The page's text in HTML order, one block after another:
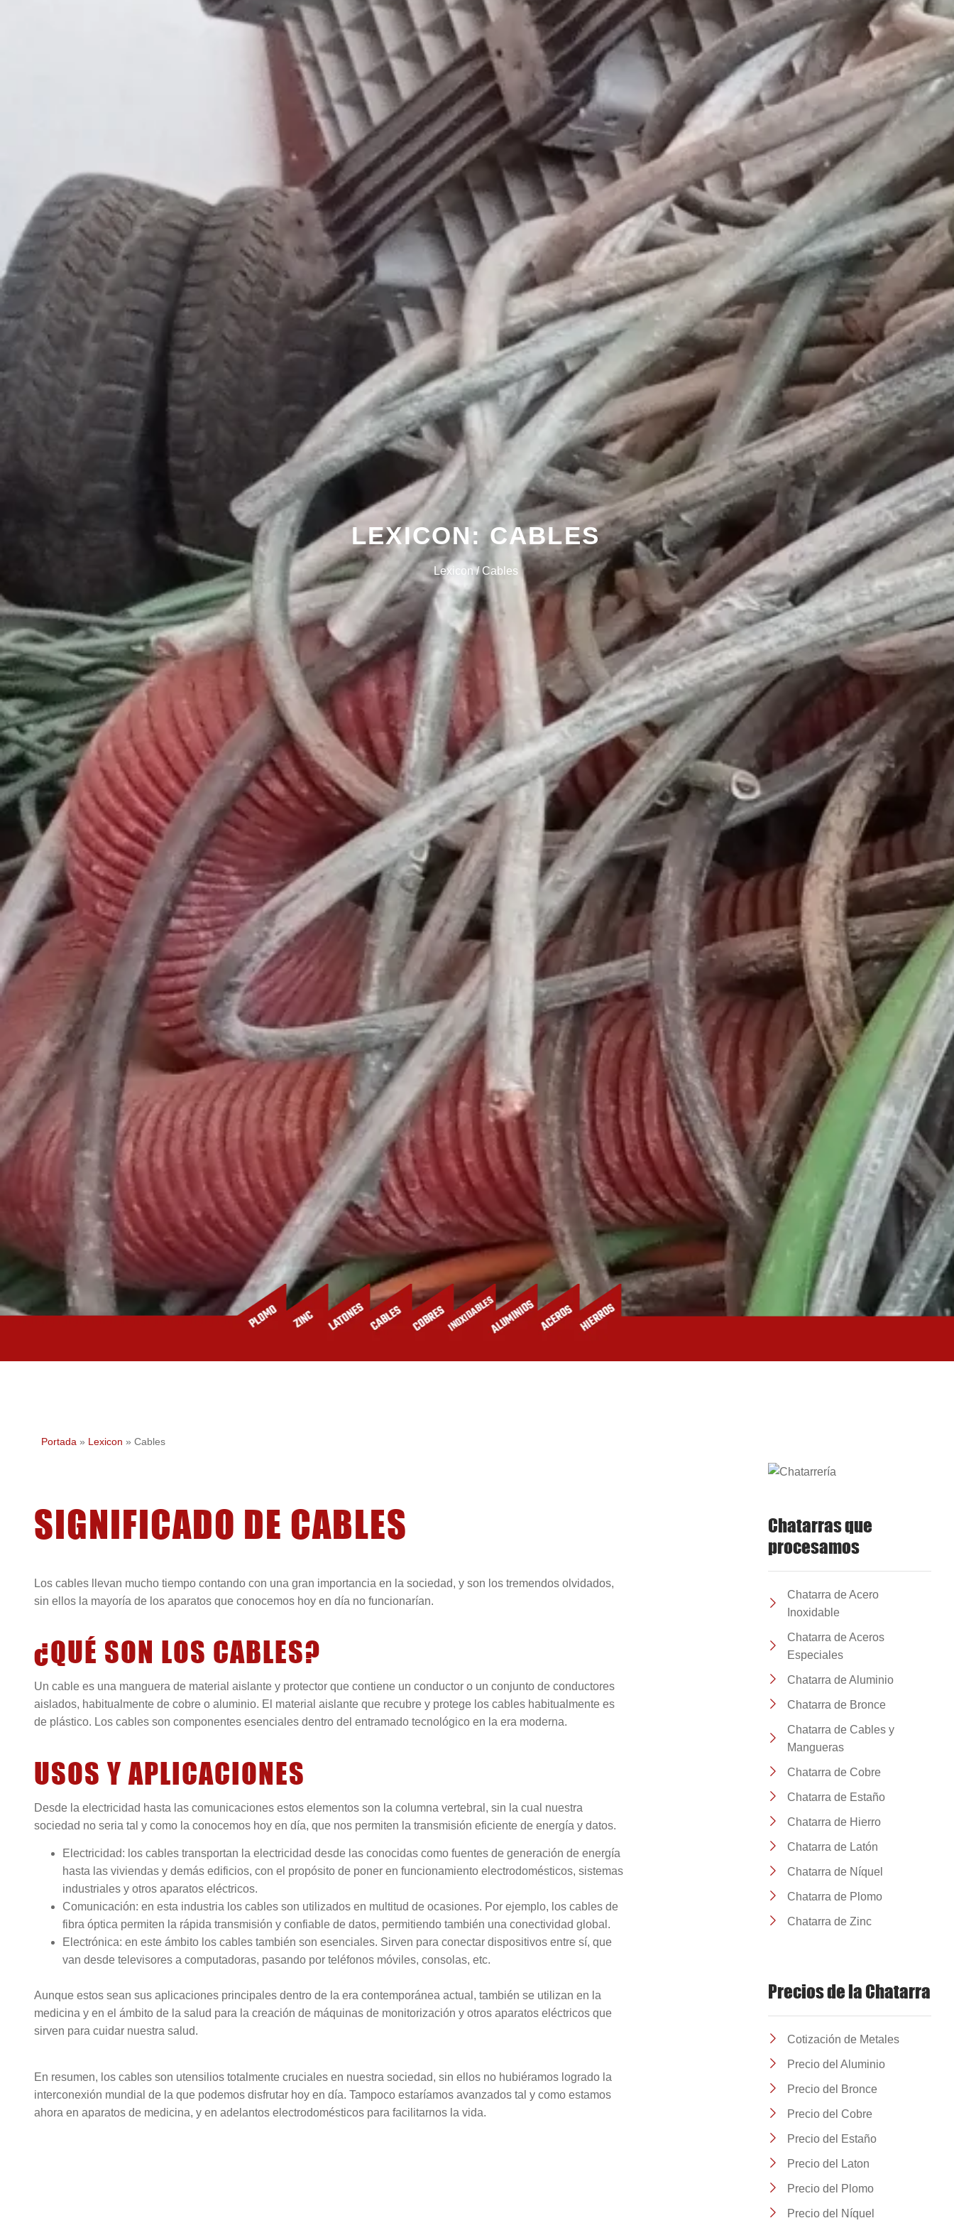
LEXICON: CABLES
Lexicon / Cables
Portada » Lexicon » Cables
SIGNIFICADO DE CABLES
Los cables llevan mucho tiempo contando con una gran importancia en la sociedad, y son los tremendos olvidados,
sin ellos la mayoría de los aparatos que conocemos hoy en día no funcionarían.
¿QUÉ SON LOS CABLES?
Un cable es una manguera de material aislante y protector que contiene un conductor o un conjunto de conductores
aislados, habitualmente de cobre o aluminio. El material aislante que recubre y protege los cables habitualmente es
de plástico. Los cables son componentes esenciales dentro del entramado tecnológico en la era moderna.
USOS Y APLICACIONES
Desde la electricidad hasta las comunicaciones estos elementos son la columna vertebral, sin la cual nuestra
sociedad no seria tal y como la conocemos hoy en día, que nos permiten la transmisión eficiente de energía y datos.
Electricidad: los cables transportan la electricidad desde las conocidas como fuentes de generación de energía
hasta las viviendas y demás edificios, con el propósito de poner en funcionamiento electrodomésticos, sistemas
industriales y otros aparatos eléctricos.
Comunicación: en esta industria los cables son utilizados en multitud de ocasiones. Por ejemplo, los cables de
fibra óptica permiten la rápida transmisión y confiable de datos, permitiendo también una conectividad global.
Electrónica: en este ámbito los cables también son esenciales. Sirven para conectar dispositivos entre sí, que
van desde televisores a computadoras, pasando por teléfonos móviles, consolas, etc.
Aunque estos sean sus aplicaciones principales dentro de la era contemporánea actual, también se utilizan en la
medicina y en el ámbito de la salud para la creación de máquinas de monitorización y otros aparatos eléctricos que
sirven para cuidar nuestra salud.
En resumen, los cables son utensilios totalmente cruciales en nuestra sociedad, sin ellos no hubiéramos logrado la
interconexión mundial de la que podemos disfrutar hoy en día. Tampoco estaríamos avanzados tal y como estamos
ahora en aparatos de medicina, y en adelantos electrodomésticos para facilitarnos la vida.
Chatarras que
procesamos
Chatarra de Acero
Inoxidable
Chatarra de Aceros
Especiales
Chatarra de Aluminio
Chatarra de Bronce
Chatarra de Cables y
Mangueras
Chatarra de Cobre
Chatarra de Estaño
Chatarra de Hierro
Chatarra de Latón
Chatarra de Níquel
Chatarra de Plomo
Chatarra de Zinc
Precios de la Chatarra
Cotización de Metales
Precio del Aluminio
Precio del Bronce
Precio del Cobre
Precio del Estaño
Precio del Laton
Precio del Plomo
Precio del Níquel